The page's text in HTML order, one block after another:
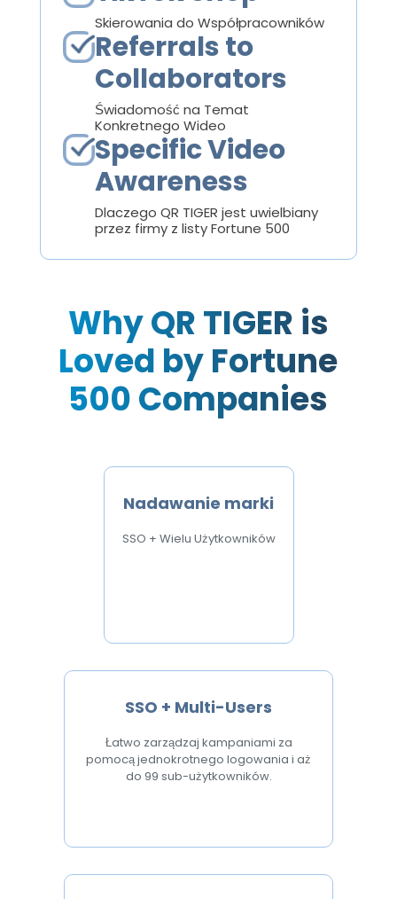
Skierowania do Współpracowników
Referrals to
Collaborators
Świadomość na Temat
Konkretnego Wideo
Specific Video
Awareness
Dlaczego QR TIGER jest uwielbiany
przez firmy z listy Fortune 500
Why QR TIGER is
Loved by Fortune
500 Companies
Nadawanie marki
SSO + Wielu Użytkowników
SSO + Multi-Users
Łatwo zarządzaj kampaniami za
pomocą jednokrotnego logowania i aż
do 99 sub-użytkowników.